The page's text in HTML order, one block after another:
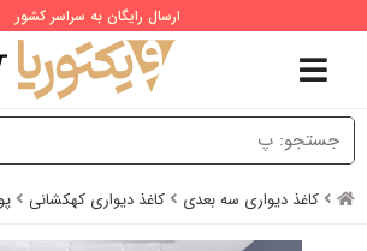
ارسال رایگان به سراسر کشور
کاغذ دیواری سه بعدی کاغذ دیواری کهکشانی